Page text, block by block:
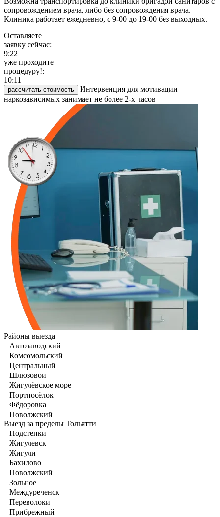
сопровождением врача, либо без сопровождения врача.
Клиника работает ежедневно, с 9-00 до 19-00 без выходных.
Оставляете
заявку сейчас:
9:22
уже проходите
процедуру!:
10:11
рассчитать стоимость
Интервенция для мотивации
наркозависимых занимает не более 2-х часов
Районы выезда
Автозаводский
Комсомольский
Центральный
Шлюзовой
Жигулёвское море
Портпосёлок
Фёдоровка
Поволжский
Выезд за пределы Тольятти
Подстепки
Жигулевск
Жигули
Бахилово
Поволжский
Зольное
Междуреченск
Переволоки
Прибрежный